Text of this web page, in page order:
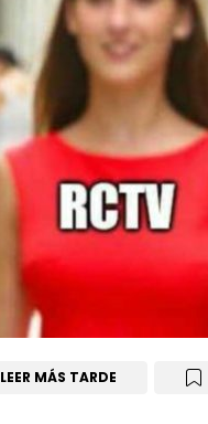
LEER MÁS TARDE